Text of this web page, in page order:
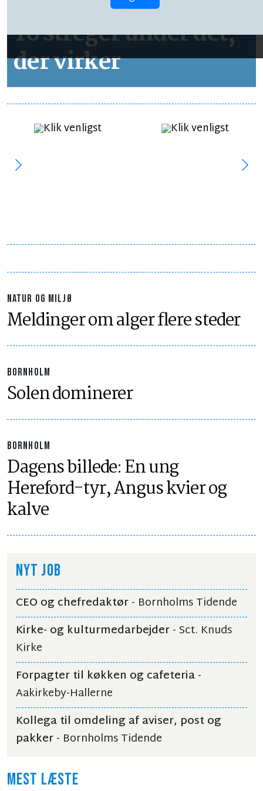
To streger under det,
der virker
NATUR OG MILJØ
Meldinger om alger flere steder
BORNHOLM
Solen dominerer
BORNHOLM
Dagens billede: En ung
Hereford-tyr, Angus kvier og
kalve
NYT JOB
CEO og chefredaktør- Bornholms Tidende
Kirke- og kulturmedarbejder- Sct. Knuds
Kirke
Forpagter til køkken og cafeteria-
Aakirkeby-Hallerne
Kollega til omdeling af aviser, post og
pakker- Bornholms Tidende
MEST LÆSTE